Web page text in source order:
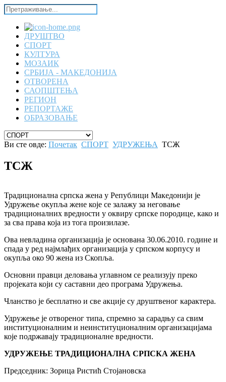
ДРУШТВО
СПОРТ
КУЛТУРА
МОЗАИК
СРБИЈА - МАКЕДОНИЈА
ОТВОРЕНА
САОПШТЕЊА
РЕГИОН
РЕПОРТАЖЕ
ОБРАЗОВАЊЕ
Ви сте овде: Почетак СПОРТ УДРУЖЕЊА ТСЖ
ТСЖ
Традиционална српска жена у Републици Македонији је
Удружење окупља жене које се залажу за неговање
традиционалних вредности у оквиру српске породице, како и
за сва права која из тога произилазе.
Ова невладина организација је основана 30.06.2010. године и
спада у ред најмлађих организација у српском корпусу и
окупља око 90 жена из Скопља.
Основни правци деловања углавном се реализују преко
пројеката који су саставни део програма Удружења.
Чланство је бесплатно и све акције су друштвеног карактера.
Удружење је отвореног типа, спремно за сарадњу са свим
институционалним и неинституционалним организацијама
које подржавају традиционалне вредности.
УДРУЖЕЊЕ ТРАДИЦИОНАЛНА СРПСКА ЖЕНА
Председник: Зорица Ристић Стојановска